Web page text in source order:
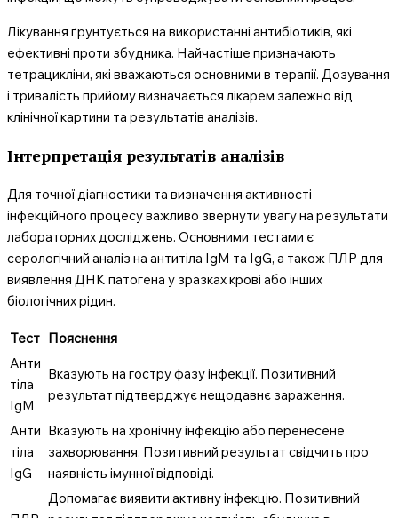
Лікування ґрунтується на використанні антибіотиків, які
ефективні проти збудника. Найчастіше призначають
тетрацикліни, які вважаються основними в терапії. Дозування
і тривалість прийому визначається лікарем залежно від
клінічної картини та результатів аналізів.
Інтерпретація результатів аналізів
Для точної діагностики та визначення активності
інфекційного процесу важливо звернути увагу на результати
лабораторних досліджень. Основними тестами є
серологічний аналіз на антитіла IgM та IgG, а також ПЛР для
виявлення ДНК патогена у зразках крові або інших
біологічних рідин.
Тест Пояснення
Анти
тіла
IgM
Вказують на гостру фазу інфекції. Позитивний
результат підтверджує нещодавнє зараження.
Анти
тіла
IgG
Вказують на хронічну інфекцію або перенесене
захворювання. Позитивний результат свідчить про
наявність імунної відповіді.
Допомагає виявити активну інфекцію. Позитивний